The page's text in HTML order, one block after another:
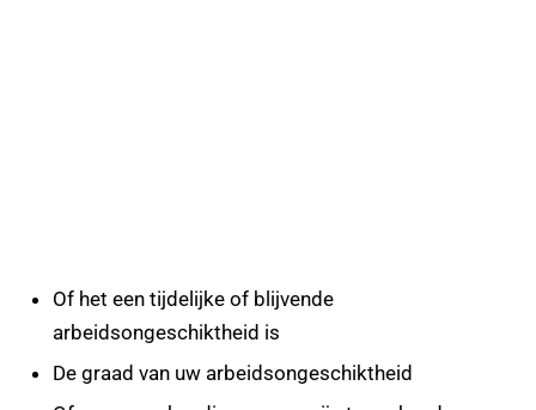
Of het een tijdelijke of blijvende
arbeidsongeschiktheid is
De graad van uw arbeidsongeschiktheid